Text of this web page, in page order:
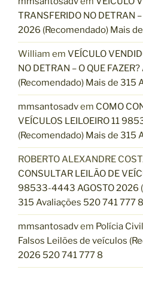
O
D
E
V
E
U
L
O
O
Q
U
E
F
Z
E
TRANSFERIDO NO DETRAN
2026 (Recomendado) Mais
William em VEÍCULO
NO DETRAN – O QUE
(Recomendado) Mais de 315
mmsantosadvem COMO
VEÍCULOS LEILOEIRO 11
(Recomendado) Mais de 315
ROBERTO ALEXANDRE
CONSULTAR LEILÃO DE
98533-4443 AGOSTO 2026
315 Avaliações 520 741 777 8
mmsantosadvem Polícia
Falsos Leilões de veículos
2026 520 741 777 8